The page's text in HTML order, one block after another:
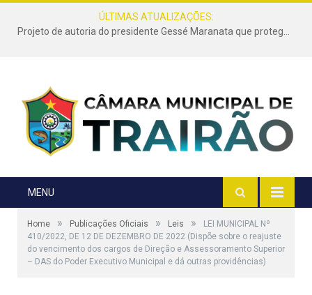
ÚLTIMAS ATUALIZAÇÕES:
Projeto de autoria do presidente Gessé Maranata que protege as estradas vicinais de Trairão é transformado em lei
MENU
Home » Publicações Oficiais » Leis »
LEI MUNICIPAL Nº
410/2022, DE 12 DE DEZEMBRO DE 2022 (Dispõe sobre o reajuste
do vencimento dos cargos de Direção e Assessoramento Superior
– DAS do Poder Executivo Municipal e dá outras providências)